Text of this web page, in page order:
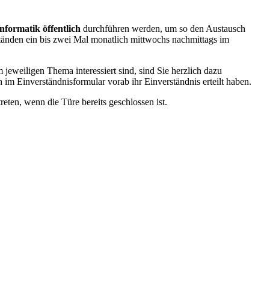
öffentlich durchführen werden, um so den Austausch
ein bis zwei Mal monatlich mittwochs nachmittags im
Thema interessiert sind, sind Sie herzlich dazu
Einverständnisformular vorab ihr Einverständnis erteilt haben.
wenn die Türe bereits geschlossen ist.